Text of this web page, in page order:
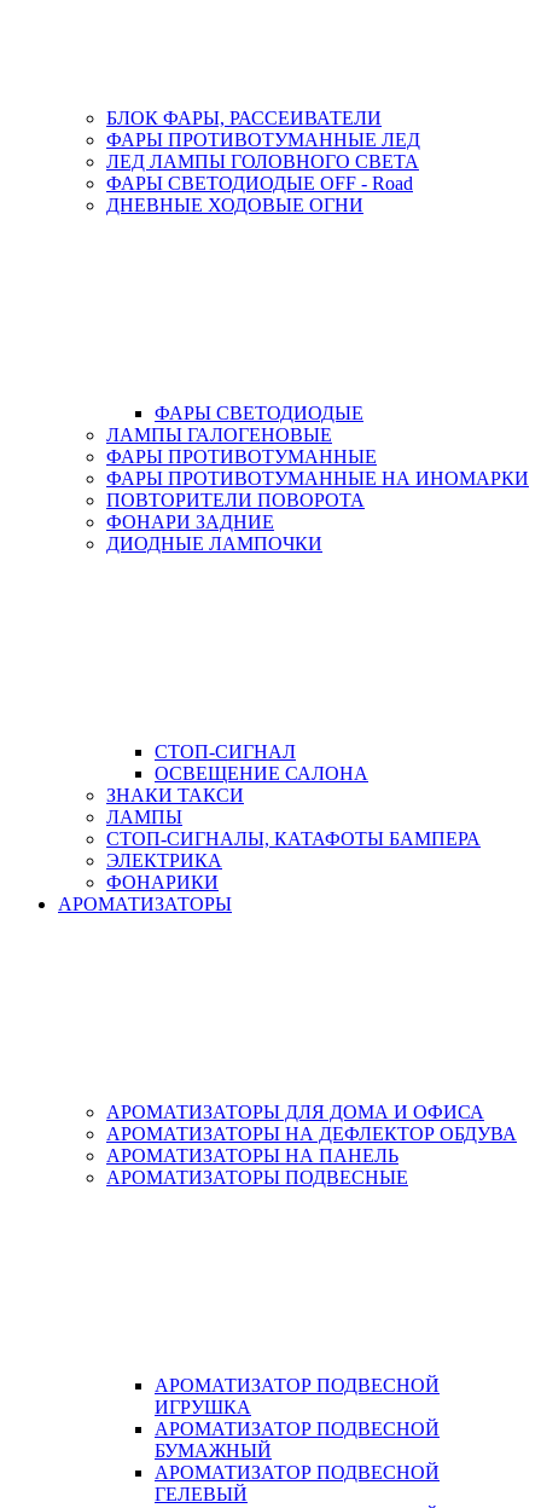
БЛОК ФАРЫ, РАССЕИВАТЕЛИ
ФАРЫ ПРОТИВОТУМАННЫЕ ЛЕД
ЛЕД ЛАМПЫ ГОЛОВНОГО СВЕТА
ФАРЫ СВЕТОДИОДЫЕ OFF - Road
ДНЕВНЫЕ ХОДОВЫЕ ОГНИ
ФАРЫ СВЕТОДИОДЫЕ
ЛАМПЫ ГАЛОГЕНОВЫЕ
ФАРЫ ПРОТИВОТУМАННЫЕ
ФАРЫ ПРОТИВОТУМАННЫЕ НА ИНОМАРКИ
ПОВТОРИТЕЛИ ПОВОРОТА
ФОНАРИ ЗАДНИЕ
ДИОДНЫЕ ЛАМПОЧКИ
СТОП-СИГНАЛ
ОСВЕЩЕНИЕ САЛОНА
ЗНАКИ ТАКСИ
ЛАМПЫ
СТОП-СИГНАЛЫ, КАТАФОТЫ БАМПЕРА
ЭЛЕКТРИКА
ФОНАРИКИ
АРОМАТИЗАТОРЫ
АРОМАТИЗАТОРЫ ДЛЯ ДОМА И ОФИСА
АРОМАТИЗАТОРЫ НА ДЕФЛЕКТОР ОБДУВА
АРОМАТИЗАТОРЫ НА ПАНЕЛЬ
АРОМАТИЗАТОРЫ ПОДВЕСНЫЕ
АРОМАТИЗАТОР ПОДВЕСНОЙ
ИГРУШКА
АРОМАТИЗАТОР ПОДВЕСНОЙ
БУМАЖНЫЙ
АРОМАТИЗАТОР ПОДВЕСНОЙ
ГЕЛЕВЫЙ